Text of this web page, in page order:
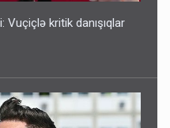
kritik danışıqlar